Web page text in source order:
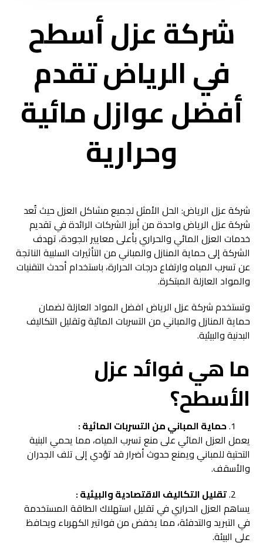
شركة عزل أسطح
في الرياض تقدم
أفضل عوازل مائية
وحرارية
شركة عزل الرياض: الحل الأمثل لجميع مشاكل العزل حيث تُعد
شركة عزل الرياض واحدة من أبرز الشركات الرائدة في تقديم
خدمات العزل المائي والحراري بأعلى معايير الجودة، تهدف
الشركة إلى حماية المنازل والمباني من التأثيرات السلبية الناتجة
عن تسرب المياه وارتفاع درجات الحرارة، باستخدام أحدث التقنيات
والمواد العازلة المبتكرة.
وتستخدم شركة عزل الرياض افضل المواد العازلة لضمان
حماية المنازل والمباني من التسربات المائية وتقليل التكاليف
البدنية والبيئية.
ما هي فوائد عزل
الأسطح؟
حماية المباني من التسربات المائية :
يعمل العزل المائي على منع تسرب المياه، مما يحمي البنية
التحتية للمباني ويمنع حدوث أضرار قد تؤدي إلى تلف الجدران
والأسقف.
تقليل التكاليف الاقتصادية والبيئية :
يساهم العزل الحراري في تقليل استهلاك الطاقة المستخدمة
في التبريد والتدفئة، مما يخفض من فواتير الكهرباء ويحافظ
على البيئة.